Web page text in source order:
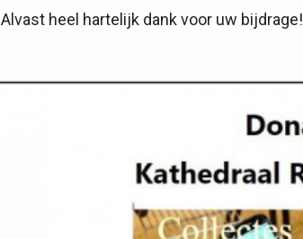
Alvast heel hartelijk dank voor uw bijdrage!